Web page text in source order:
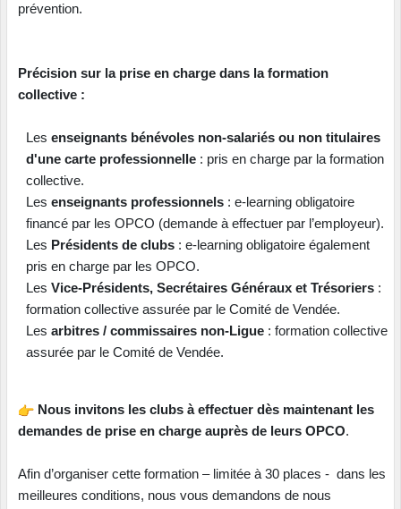
prévention.
Précision sur la prise en charge dans la formation
collective :
Les enseignants bénévoles non-salariés ou non titulaires
d'une carte professionnelle: pris en charge par la formation
collective.
Les enseignants professionnels: e-learning obligatoire
financé par les OPCO (demande à effectuer par l’employeur).
Les Présidents de clubs: e-learning obligatoire également
pris en charge par les OPCO.
Les Vice-Présidents, Secrétaires Généraux et Trésoriers:
formation collective assurée par le Comité de Vendée.
Les arbitres / commissaires non-Ligue: formation collective
assurée par le Comité de Vendée.
Nous invitons les clubs à effectuer dès maintenant les
demandes de prise en charge auprès de leurs OPCO.
Afin d’organiser cette formation – limitée à 30 places - dans les
meilleures conditions, nous vous demandons de nous